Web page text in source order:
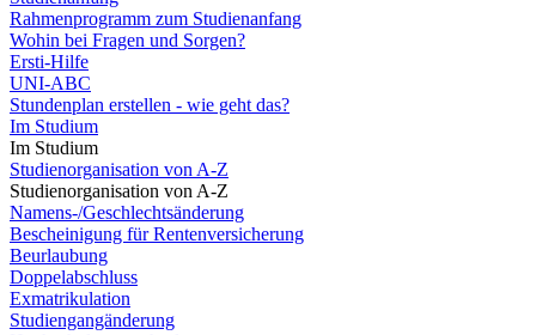
Rahmenprogramm zum Studienanfang
Wohin bei Fragen und Sorgen?
Ersti-Hilfe
UNI-ABC
Stundenplan erstellen - wie geht das?
Im Studium
Im Studium
Studienorganisation von A-Z
Studienorganisation von A-Z
Namens-/Geschlechtsänderung
Bescheinigung für Rentenversicherung
Beurlaubung
Doppelabschluss
Exmatrikulation
Studiengangänderung